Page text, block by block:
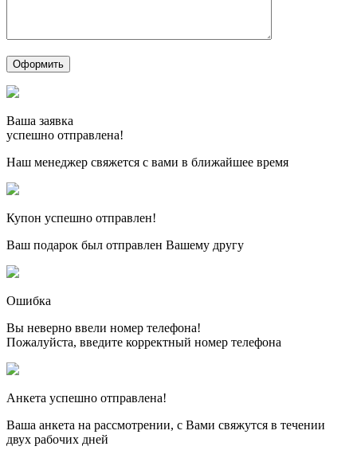
Ваша заявка
успешно отправлена!
Наш менеджер свяжется с вами в ближайшее время
Купон успешно отправлен!
Ваш подарок был отправлен Вашему другу
Ошибка
Вы неверно ввели номер телефона!
Пожалуйста, введите корректный номер телефона
Анкета успешно отправлена!
Ваша анкета на рассмотрении, с Вами свяжутся в течении
двух рабочих дней